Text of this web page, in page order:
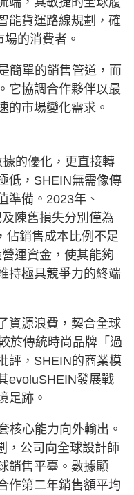
能貨運路線規劃，確
的消費者。
簡單的銷售管道，而
它協調合作夥伴以最
的市場變化需求。
的優化，更直接轉
低，SHEIN無需像傳
準備。2023年、
陳舊損失分別僅為
佔銷售成本比例不足
運資金，使其能夠
持極具競爭力的終端
資源浪費，契合全球
於傳統時尚品牌「過
評，SHEIN的商業模
evoluSHEIN發展戰
足跡。
核心能力向外輸出。
，公司向全球設計師
銷售平臺。數據顯
作第二年銷售額平均